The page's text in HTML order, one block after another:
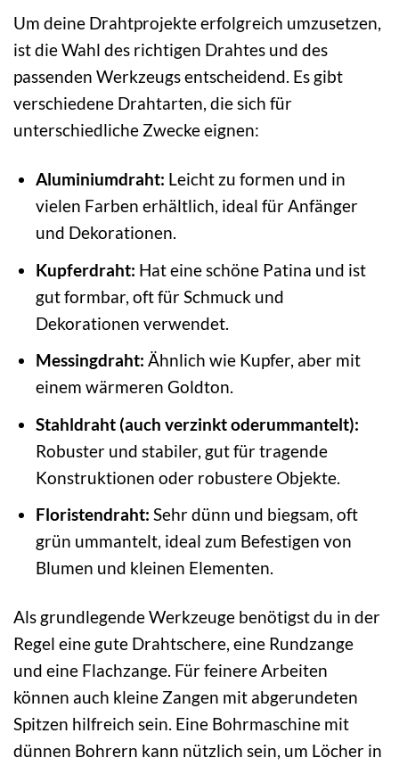
Um deine Drahtprojekte erfolgreich umzusetzen,
ist die Wahl des richtigen Drahtes und des
passenden Werkzeugs entscheidend. Es gibt
verschiedene Drahtarten, die sich für
unterschiedliche Zwecke eignen:
Aluminiumdraht: Leicht zu formen und in
vielen Farben erhältlich, ideal für Anfänger
und Dekorationen.
Kupferdraht: Hat eine schöne Patina und ist
gut formbar, oft für Schmuck und
Dekorationen verwendet.
Messingdraht: Ähnlich wie Kupfer, aber mit
einem wärmeren Goldton.
Stahldraht (auch verzinkt oderummantelt):
Robuster und stabiler, gut für tragende
Konstruktionen oder robustere Objekte.
Floristendraht: Sehr dünn und biegsam, oft
grün ummantelt, ideal zum Befestigen von
Blumen und kleinen Elementen.
Als grundlegende Werkzeuge benötigst du in der
Regel eine gute Drahtschere, eine Rundzange
und eine Flachzange. Für feinere Arbeiten
können auch kleine Zangen mit abgerundeten
Spitzen hilfreich sein. Eine Bohrmaschine mit
dünnen Bohrern kann nützlich sein, um Löcher in